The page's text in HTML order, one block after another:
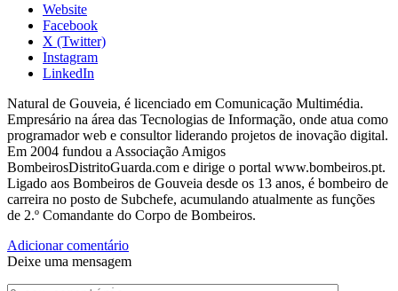
Website
Facebook
X (Twitter)
Instagram
LinkedIn
Natural de Gouveia, é licenciado em Comunicação Multimédia.
Empresário na área das Tecnologias de Informação, onde atua como
programador web e consultor liderando projetos de inovação digital.
Em 2004 fundou a Associação Amigos
BombeirosDistritoGuarda.com e dirige o portal www.bombeiros.pt.
Ligado aos Bombeiros de Gouveia desde os 13 anos, é bombeiro de
carreira no posto de Subchefe, acumulando atualmente as funções
de 2.º Comandante do Corpo de Bombeiros.
Adicionar comentário
Deixe uma mensagem